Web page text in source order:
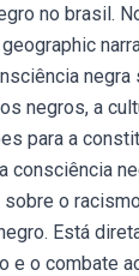
no brasil.
negros, a
para a
consciência
o
Está
e o combate